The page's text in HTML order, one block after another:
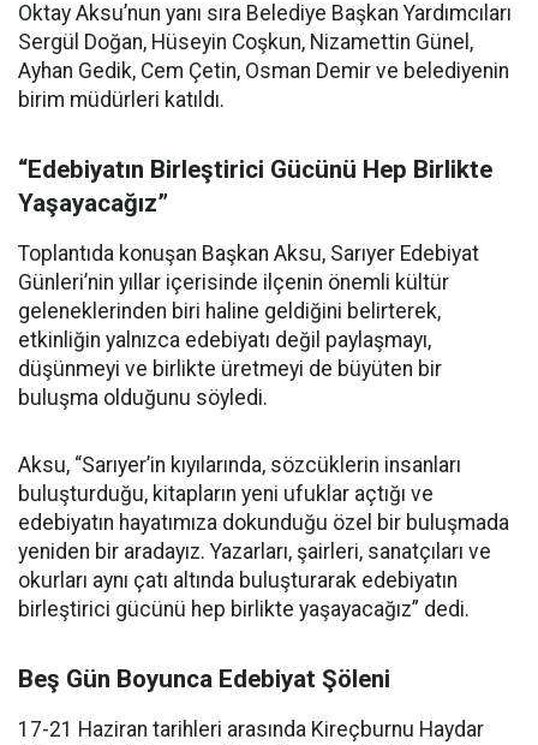
Oktay Aksu’nun yanı sıra Belediye Başkan Yardımcıları
Sergül Doğan, Hüseyin Coşkun, Nizamettin Günel,
Ayhan Gedik, Cem Çetin, Osman Demir ve belediyenin
birim müdürleri katıldı.
“Edebiyatın Birleştirici Gücünü Hep Birlikte
Yaşayacağız”
Toplantıda konuşan Başkan Aksu, Sarıyer Edebiyat
Günleri’nin yıllar içerisinde ilçenin önemli kültür
geleneklerinden biri haline geldiğini belirterek,
etkinliğin yalnızca edebiyatı değil paylaşmayı,
düşünmeyi ve birlikte üretmeyi de büyüten bir
buluşma olduğunu söyledi.
Aksu, “Sarıyer’in kıyılarında, sözcüklerin insanları
buluşturduğu, kitapların yeni ufuklar açtığı ve
edebiyatın hayatımıza dokunduğu özel bir buluşmada
yeniden bir aradayız. Yazarları, şairleri, sanatçıları ve
okurları aynı çatı altında buluşturarak edebiyatın
birleştirici gücünü hep birlikte yaşayacağız” dedi.
Beş Gün Boyunca Edebiyat Şöleni
17-21 Haziran tarihleri arasında Kireçburnu Haydar